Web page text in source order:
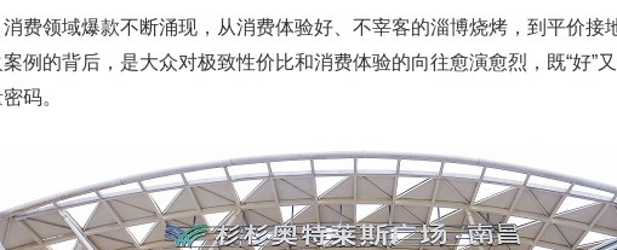
费领域爆款不断涌现，从消费体验好、不宰客的淄博烧烤，到平价接
例的背后，是大众对极致性价比和消费体验的向往愈演愈烈，既“好”
码。